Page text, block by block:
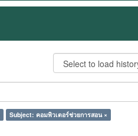
Subject: คอมพิวเตอร์ช่วยการสอน ×